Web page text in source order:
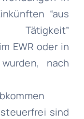
“aus
Tätigkeit”
EWR oder in
nach
sind